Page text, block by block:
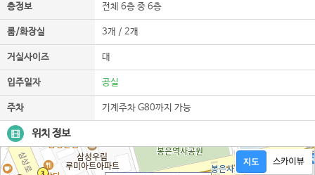
층정보 전체 6층 중 6층
룸/화장실 3개 / 2개
거실사이즈 대
입주일자 공실
주차 기계주차 G80까지 가능
위치 정보